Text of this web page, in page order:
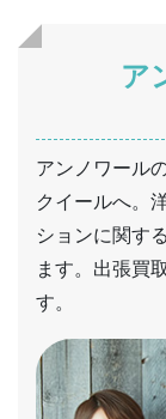
ア
アンノワール
クイールへ。
ションに関す
ます。出張買
す。